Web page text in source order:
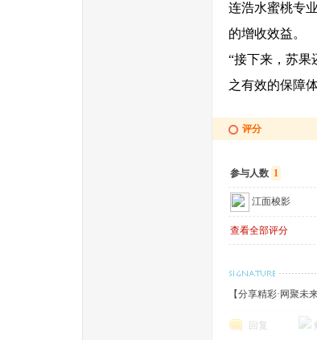
连浩水蜜桃专
的增收效益。
“接下来，苏果
之有效的保障
评分
参与人数 1
江面梭影
查看全部评分
【分享精彩·网聚
回复